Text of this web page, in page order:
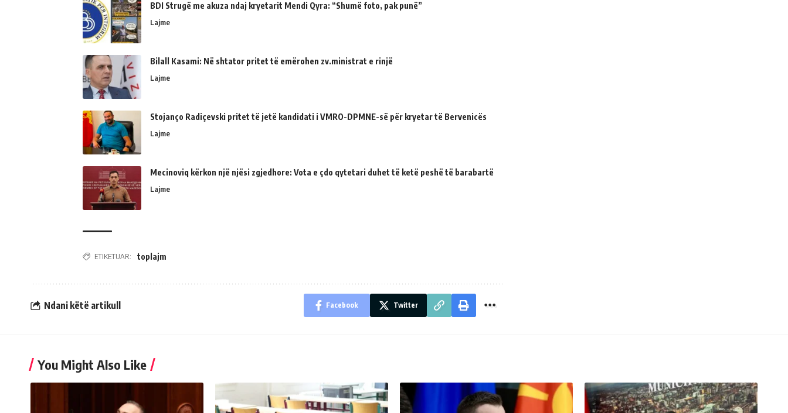
BDI Strugë me akuza ndaj kryetarit Mendi Qyra: “Shumë foto, pak punë”
Lajme
Bilall Kasami: Në shtator pritet të emërohen zv.ministrat e rinjë
Lajme
Stojanço Radiçevski pritet të jetë kandidati i VMRO-DPMNE-së për kryetar të Bervenicës
Lajme
Mecinoviq kërkon një njësi zgjedhore: Vota e çdo qytetari duhet të ketë peshë të barabartë
Lajme
ETIKETUAR: toplajm
Ndani këtë artikull Facebook Twitter
You Might Also Like